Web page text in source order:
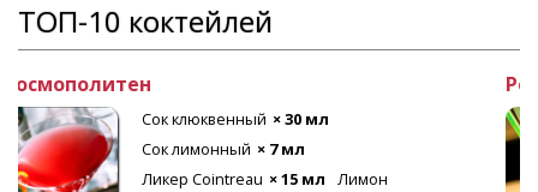
ТОП-10 коктейлей
Рецепт коктейля Лонг Айленд
Текила × 20 мл Ром белый
Ликер апельсиновый
Кола × 80 мл Джин × 20 мл Водка